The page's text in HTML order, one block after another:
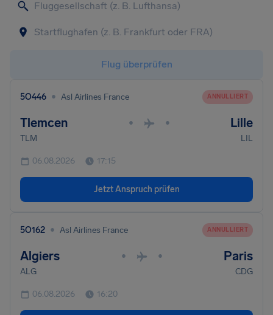
Flug überprüfen
5O446 • Asl Airlines France ANNULLIERT
Tlemcen • • Lille
TLM LIL
06.08.2026 17:15
Jetzt Anspruch prüfen
5O162 • Asl Airlines France ANNULLIERT
Algiers • • Paris
ALG CDG
06.08.2026 16:20